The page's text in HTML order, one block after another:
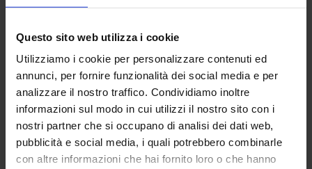
Questo sito web utilizza i cookie
Utilizziamo i cookie per personalizzare contenuti ed
annunci, per fornire funzionalità dei social media e per
analizzare il nostro traffico. Condividiamo inoltre
informazioni sul modo in cui utilizzi il nostro sito con i
nostri partner che si occupano di analisi dei dati web,
pubblicità e social media, i quali potrebbero combinarle
con altre informazioni che hai fornito loro o che hanno
Abbiamo messo le persone prima del prodotto, il
supporto prima del marketing, l’impatto prima del
fatturato.
Non ci basta essere un fornitore: vogliamo essere un
alleato nel cambiamento.
E continuiamo a investire ogni giorno in una tecnologia
che non sostituisce l’intelligenza dell’imprenditore o del